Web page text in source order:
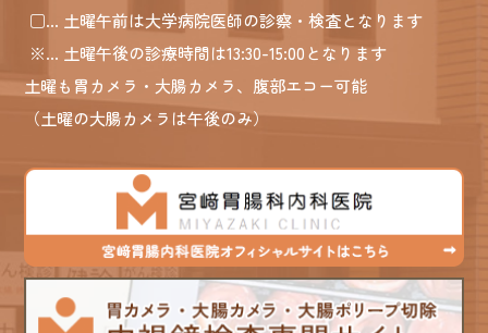
□... 土曜午前は大学病院医師の診察・検査となります
※... 土曜午後の診療時間は13:30-15:00となります
土曜も胃カメラ・大腸カメラ、腹部エコー可能
（土曜の大腸カメラは午後のみ）